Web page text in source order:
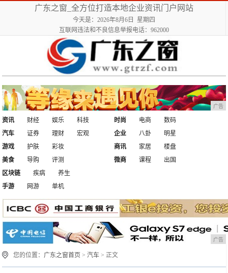
广东之窗_全方位打造本地企业资讯门户网站
今天是：2026年8月6日 星期四
互联网违法和不良信息举报电话：962000
广告
资讯 财经 娱乐
科技
汽车
证券 理财 宏观
时尚 电商
数码
企业
八卦
明星
游戏
护肤
彩妆
美食
导购 评测
商讯 家居
楼盘
微商
课程
出国
区块链
疾病
养生
手游
网游 单机
广告
您的位置： 广东之窗首页 >汽车 > 正文